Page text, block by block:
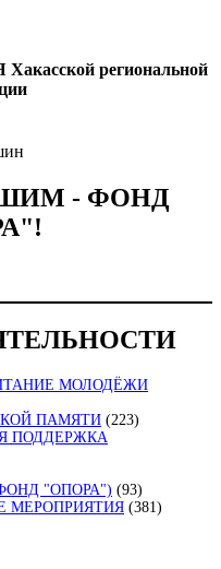
Хакасской региональной
- ФОНД
МОЛОДЁЖИ
ПАМЯТИ (223)
ПОДДЕРЖКА
"ОПОРА") (93)
МЕРОПРИЯТИЯ (381)